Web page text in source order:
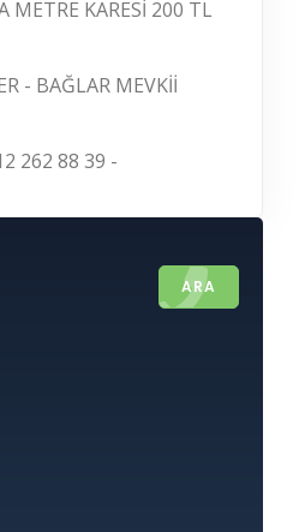
METRE KARESİ 200 TL
- BAĞLAR MEVKİİ
262 88 39 -
ARA